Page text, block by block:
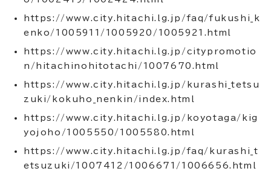
https://www.city.hitachi.lg.jp/faq/fukushi_k
enko/1005911/1005920/1005921.html
https://www.city.hitachi.lg.jp/citypromotio
n/hitachinohitotachi/1007670.html
https://www.city.hitachi.lg.jp/kurashi_tetsu
zuki/kokuho_nenkin/index.html
https://www.city.hitachi.lg.jp/koyotaga/kig
yojoho/1005550/1005580.html
https://www.city.hitachi.lg.jp/faq/kurashi_t
etsuzuki/1007412/1006671/1006656.html